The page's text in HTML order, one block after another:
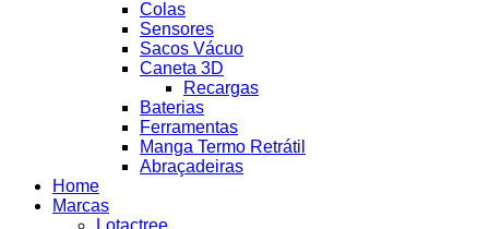
Colas
Sensores
Sacos Vácuo
Caneta 3D
Recargas
Baterias
Ferramentas
Manga Termo Retrátil
Abraçadeiras
Home
Marcas